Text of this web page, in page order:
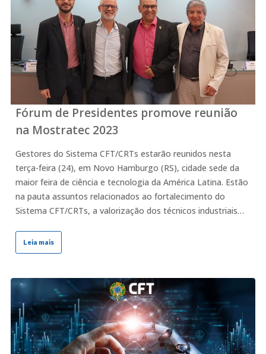
Fórum de Presidentes promove reunião
na Mostratec 2023
Gestores do Sistema CFT/CRTs estarão reunidos nesta
terça-feira (24), em Novo Hamburgo (RS), cidade sede da
maior feira de ciência e tecnologia da América Latina. Estão
na pauta assuntos relacionados ao fortalecimento do
Sistema CFT/CRTs, a valorização dos técnicos industriais…
Leia mais